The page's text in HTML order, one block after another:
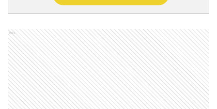
Ads